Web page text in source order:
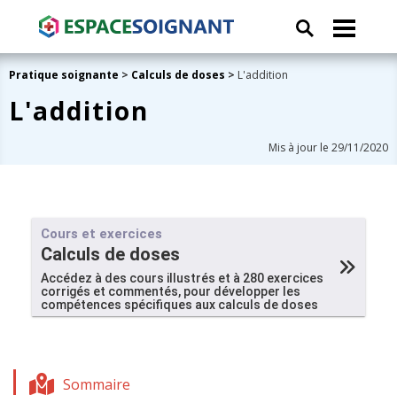
Pratique soignante > Calculs de doses > L'addition
L'addition
Mis à jour le 29/11/2020
Cours et exercices
Calculs de doses
Accédez à des cours illustrés et à 280 exercices
corrigés et commentés, pour développer les
compétences spécifiques aux calculs de doses
Sommaire